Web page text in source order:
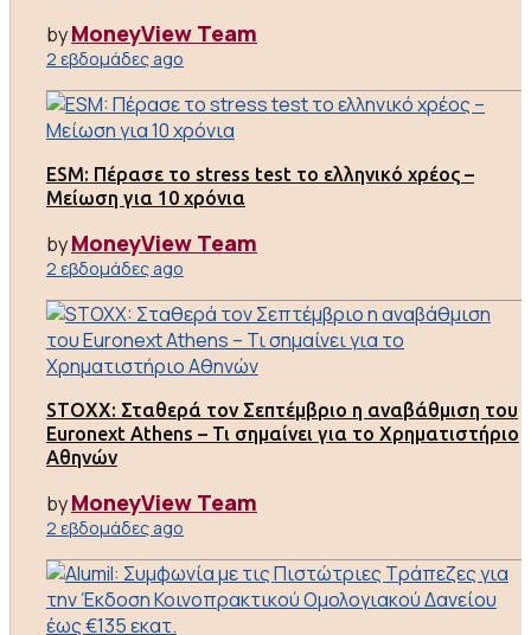
byMoneyView Team
2 εβδομάδες ago
ESM: Πέρασε το stress test το ελληνικό χρέος –
Μείωση για 10 χρόνια
byMoneyView Team
2 εβδομάδες ago
STOXX: Σταθερά τον Σεπτέμβριο η αναβάθμιση του
Euronext Athens – Τι σημαίνει για το Χρηματιστήριο
Αθηνών
byMoneyView Team
2 εβδομάδες ago